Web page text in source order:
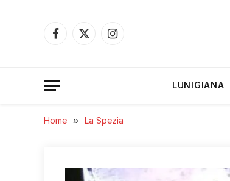
Facebook
X
Instagram
LUNIGIANA
Home » La Spezia